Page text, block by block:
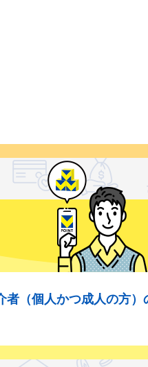
者（個人かつ成人の方